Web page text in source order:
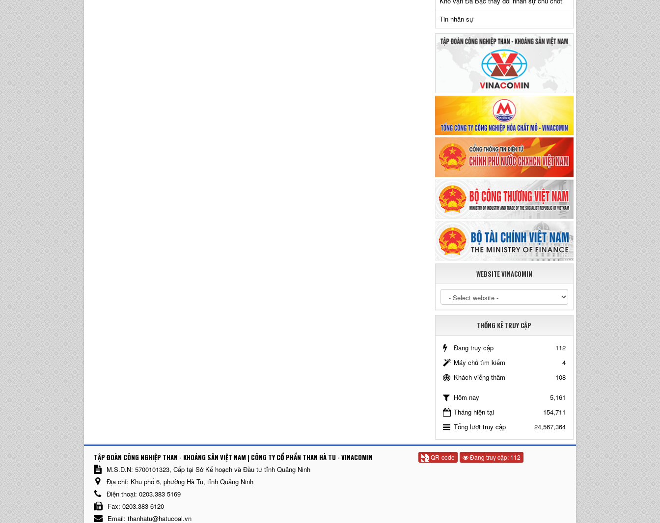
Tin nhân sự
WEBSITE VINACOMIN
THỐNG KÊ TRUY CẬP
Đang truy cập
112
Máy chủ tìm kiếm
4
Khách viếng thăm
108
Hôm nay
5,161
Tháng hiện tại
154,711
Tổng lượt truy cập
24,567,364
TẬP ĐOÀN CÔNG NGHIỆP THAN - KHOÁNG SẢN VIỆT NAM | CÔNG TY CỔ PHẨN THAN HÀ TU - VINACOMIN
M.S.D.N: 5700101323, Cấp tại Sở Kế hoạch và Đầu tư tỉnh Quảng Ninh
Địa chỉ: Khu phố 6, phường Hà Tu, tỉnh Quảng Ninh
Điện thoại: 0203.383 5169
Fax: 0203.383 6120
Email: thanhatu@hatucoal.vn
QR-code Đang truy cập: 112